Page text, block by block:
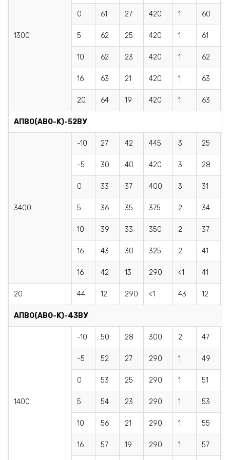
1300
0 61 27 420 1 60
5 62 25 420 1 61
10 62 23 420 1 62
16 63 21 420 1 63
20 64 19 420 1 63
AПBO(АВО-K)-52BУ
3400
-10 27 42 445 3 25
-5 30 40 420 3 28
0 33 37 400 3 31
5 36 35 375 2 34
10 39 33 350 2 37
16 43 30 325 2 41
16 42 13 290 <1 41
20 44 12 290 <1 43 12
AПBO(АВО-K)-43BУ
1400
-10 50 28 300 2 47
-5 52 27 290 1 49
0 53 25 290 1 51
5 54 23 290 1 53
10 56 21 290 1 55
16 57 19 290 1 57